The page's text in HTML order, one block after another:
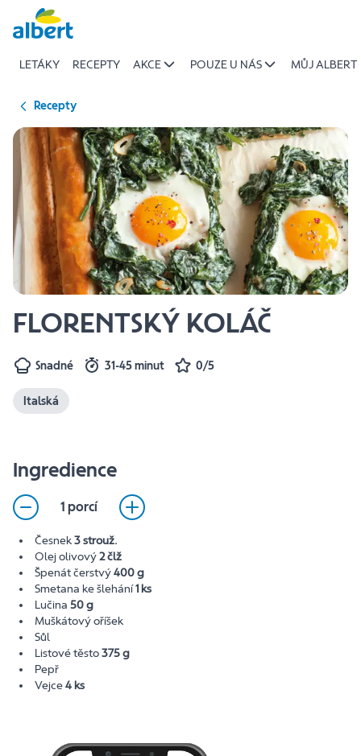
Přeskočit
LETÁKY RECEPTY AKCE POUZE U NÁS MŮJ ALBERT
Recepty
FLORENTSKÝ KOLÁČ
Snadné 31-45 minut 0/5
Italská
Ingredience
1 porcí
Česnek3 strouž.
Olej olivový2 člž
Špenát čerstvý400 g
Smetana ke šlehání1 ks
Lučina 50 g
Muškátový oříšek
Sůl
Listové těsto375 g
Pepř
Vejce4 ks